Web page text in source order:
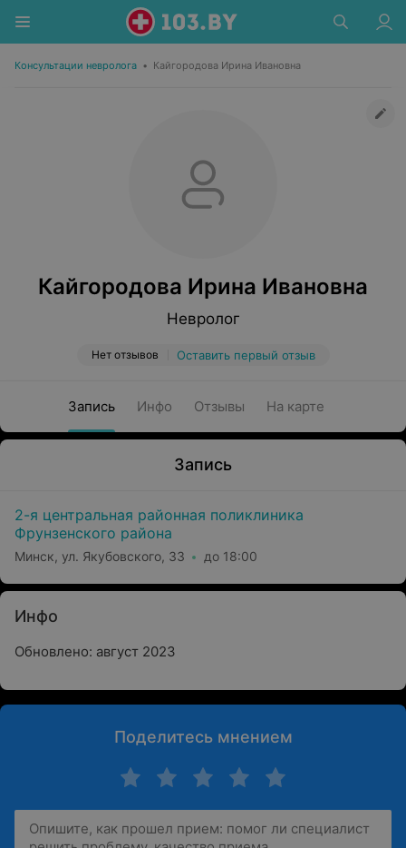
Консультации невролога • Кайгородова Ирина Ивановна
Кайгородова Ирина Ивановна
Невролог
Нет отзывов Оставить первый отзыв
Запись Инфо Отзывы На карте
Запись
2-я центральная районная поликлиника
Фрунзенского района
Минск, ул. Якубовского, 33 до 18:00
Инфо
Обновлено: август 2023
Поделитесь мнением